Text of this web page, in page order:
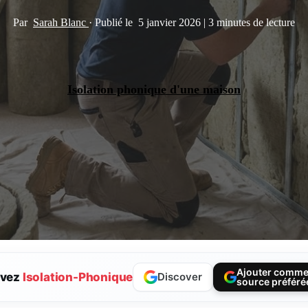
Par Sarah Blanc · Publié le 5 janvier 2026 | 3 minutes de lecture
Isolation phonique d'une maison
Isolation-Phonique Discover
Ajouter comme
source